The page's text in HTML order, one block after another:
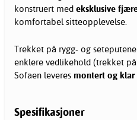
konstruert med eksklusive
komfortabel sitteopplevelse.
Trekket på rygg- og
enklere vedlikehold (trekket
Sofaen leveres montert og
Spesifikasjoner